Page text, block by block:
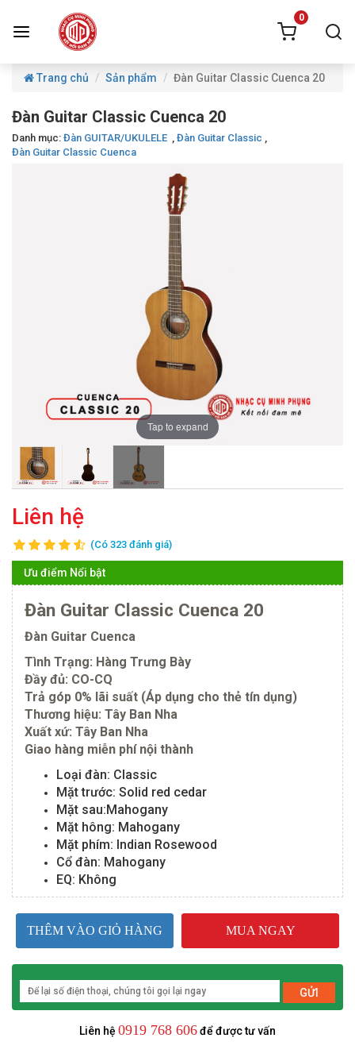
0
Trang chủ Sản phẩm Đàn Guitar Classic Cuenca 20
Đàn Guitar Classic Cuenca 20
Danh mục: Đàn GUITAR/UKULELE , Đàn Guitar Classic ,
Đàn Guitar Classic Cuenca
Tap to expand
Liên hệ
(Có 323 đánh giá)
Ưu điểm Nổi bật
Đàn Guitar Classic Cuenca 20
Đàn Guitar Cuenca
Tình Trạng: Hàng Trưng Bày
Đầy đủ: CO-CQ
Trả góp 0% lãi suất (Áp dụng cho thẻ tín dụng)
Thương hiệu: Tây Ban Nha
Xuất xứ: Tây Ban Nha
Giao hàng miễn phí nội thành
Loại đàn: Classic
Mặt trước: Solid red cedar
Mặt sau:Mahogany
Mặt hông: Mahogany
Mặt phím: Indian Rosewood
Cổ đàn: Mahogany
EQ: Không
THÊM VÀO GIỎ HÀNG MUA NGAY
GỬI
Liên hệ 0919 768 606để được tư vấn